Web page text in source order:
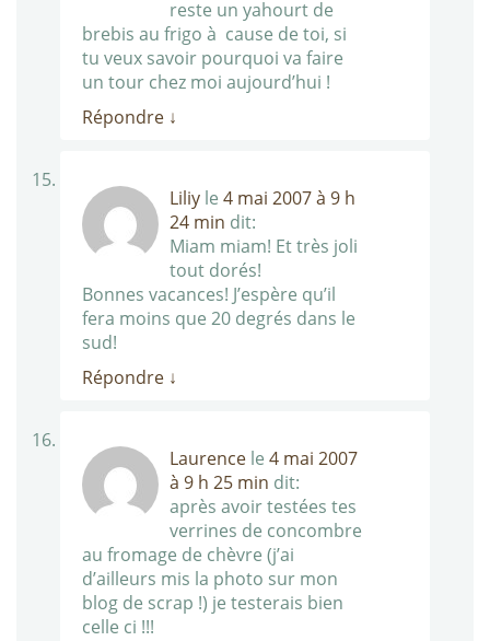
reste un yahourt de
brebis au frigo à cause de toi, si
tu veux savoir pourquoi va faire
un tour chez moi aujourd’hui !
Répondre ↓
Liliy le 4 mai 2007 à 9 h
24 min dit:
Miam miam! Et très joli
tout dorés!
Bonnes vacances! J’espère qu’il
fera moins que 20 degrés dans le
sud!
Répondre ↓
Laurence le 4 mai 2007
à 9 h 25 min dit:
après avoir testées tes
verrines de concombre
au fromage de chèvre (j’ai
d’ailleurs mis la photo sur mon
blog de scrap !) je testerais bien
celle ci !!!